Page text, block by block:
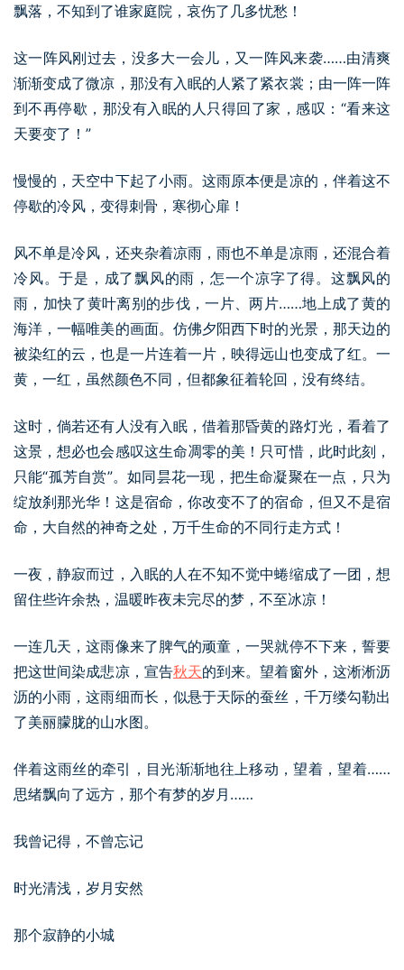
飘落，不知到了谁家庭院，哀伤了几多忧愁！
这一阵风刚过去，没多大一会儿，又一阵风来袭……由清爽
渐渐变成了微凉，那没有入眠的人紧了紧衣裳；由一阵一阵
到不再停歇，那没有入眠的人只得回了家，感叹：“看来这
天要变了！”
慢慢的，天空中下起了小雨。这雨原本便是凉的，伴着这不
停歇的冷风，变得刺骨，寒彻心扉！
风不单是冷风，还夹杂着凉雨，雨也不单是凉雨，还混合着
冷风。于是，成了飘风的雨，怎一个凉字了得。这飘风的
雨，加快了黄叶离别的步伐，一片、两片……地上成了黄的
海洋，一幅唯美的画面。仿佛夕阳西下时的光景，那天边的
被染红的云，也是一片连着一片，映得远山也变成了红。一
黄，一红，虽然颜色不同，但都象征着轮回，没有终结。
这时，倘若还有人没有入眠，借着那昏黄的路灯光，看着了
这景，想必也会感叹这生命凋零的美！只可惜，此时此刻，
只能“孤芳自赏”。如同昙花一现，把生命凝聚在一点，只为
绽放刹那光华！这是宿命，你改变不了的宿命，但又不是宿
命，大自然的神奇之处，万千生命的不同行走方式！
一夜，静寂而过，入眠的人在不知不觉中蜷缩成了一团，想
留住些许余热，温暖昨夜未完尽的梦，不至冰凉！
一连几天，这雨像来了脾气的顽童，一哭就停不下来，誓要
把这世间染成悲凉，宣告秋天的到来。望着窗外，这淅淅沥
沥的小雨，这雨细而长，似悬于天际的蚕丝，千万缕勾勒出
了美丽朦胧的山水图。
伴着这雨丝的牵引，目光渐渐地往上移动，望着，望着……
思绪飘向了远方，那个有梦的岁月……
我曾记得，不曾忘记
时光清浅，岁月安然
那个寂静的小城